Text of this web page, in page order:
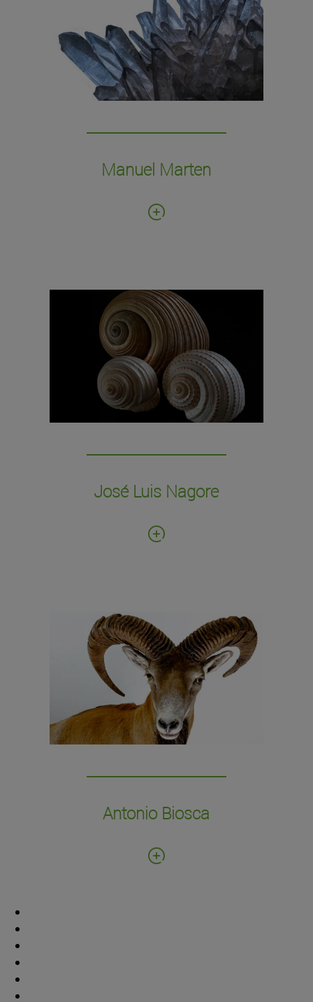
Manuel Marten
Fecha de donación: 2004
Número de ejemplares: 3.000
Colección de minerales, rocas y fósiles.
José Luis Nagore
Fecha de donación: 2015
Número de ejemplares: 2.400
Colección de lepidópteros en sus cajas,
conchas de moluscos de 711 taxones
distintos y numerosos fósiles.
Antonio Biosca
Fecha de donación: 2018
Número de ejemplares: 140
Colección de grandes piezas naturalizadas,
especialmente mamíferos, de gran valor
educativo.